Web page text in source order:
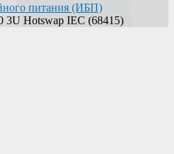
питания (ИБП)
Hotswap IEC (68415)